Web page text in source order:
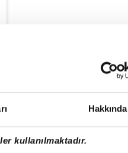
Hakkında
kullanılmaktadır.